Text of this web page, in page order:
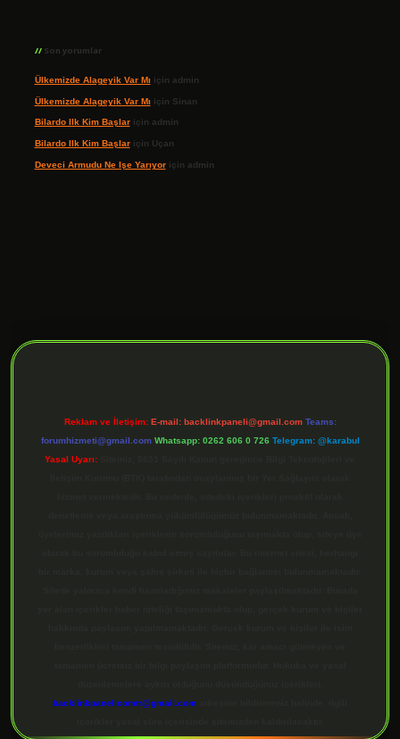
Son yorumlar
Ülkemizde Alageyik Var Mı için admin
Ülkemizde Alageyik Var Mı için Sinan
Bilardo Ilk Kim Başlariçin admin
Bilardo Ilk Kim Başlariçin Uçan
Deveci Armudu Ne Işe Yarıyoriçin admin
Reklam ve İletişim: E-mail: backlinkpaneli@gmail.com Teams:
forumhizmeti@gmail.com Whatsapp: 0262 606 0 726 Telegram: @karabul
Yasal Uyarı:
backlinkpanelicomtr@gmail.com